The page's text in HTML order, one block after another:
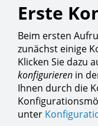
Erste
Beim ersten
zunächst einige
Klicken Sie dazu
konfigurieren in
Ihnen durch die
unter